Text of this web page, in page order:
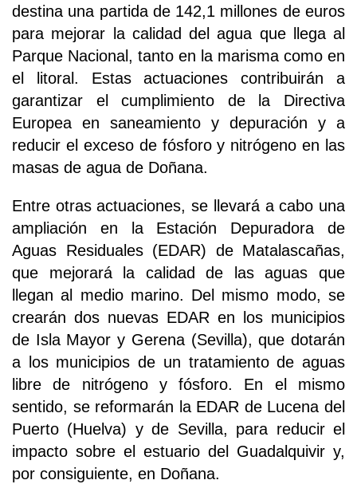
destina una partida de 142,1 millones de euros
para mejorar la calidad del agua que llega al
Parque Nacional, tanto en la marisma como en
el litoral. Estas actuaciones contribuirán a
garantizar el cumplimiento de la Directiva
Europea en saneamiento y depuración y a
reducir el exceso de fósforo y nitrógeno en las
masas de agua de Doñana.
Entre otras actuaciones, se llevará a cabo una
ampliación en la Estación Depuradora de
Aguas Residuales (EDAR) de Matalascañas,
que mejorará la calidad de las aguas que
llegan al medio marino. Del mismo modo, se
crearán dos nuevas EDAR en los municipios
de Isla Mayor y Gerena (Sevilla), que dotarán
a los municipios de un tratamiento de aguas
libre de nitrógeno y fósforo. En el mismo
sentido, se reformarán la EDAR de Lucena del
Puerto (Huelva) y de Sevilla, para reducir el
impacto sobre el estuario del Guadalquivir y,
por consiguiente, en Doñana.